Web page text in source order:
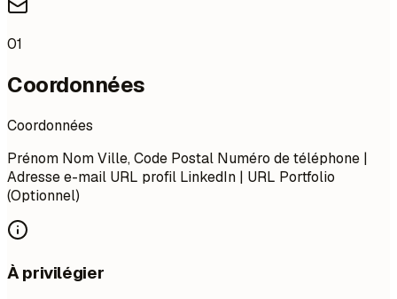
01
Coordonnées
Coordonnées
Prénom Nom Ville, Code Postal Numéro de téléphone |
Adresse e-mail URL profil LinkedIn | URL Portfolio
(Optionnel)
À privilégier